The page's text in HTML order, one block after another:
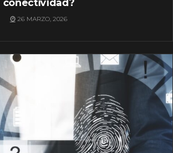
conectividad?
26 MARZO, 2026